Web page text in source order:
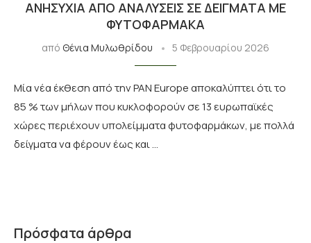
ΑΝΗΣΥΧΊΑ ΑΠΌ ΑΝΑΛΎΣΕΙΣ ΣΕ ΔΕΊΓΜΑΤΑ ΜΕ
ΦΥΤΟΦΆΡΜΑΚΑ
από Θένια Μυλωθρίδου 5 Φεβρουαρίου 2026
Μία νέα έκθεση από την PAN Europe αποκαλύπτει ότι το
85 % των μήλων που κυκλοφορούν σε 13 ευρωπαϊκές
χώρες περιέχουν υπολείμματα φυτοφαρμάκων, με πολλά
δείγματα να φέρουν έως και …
Πρόσφατα άρθρα